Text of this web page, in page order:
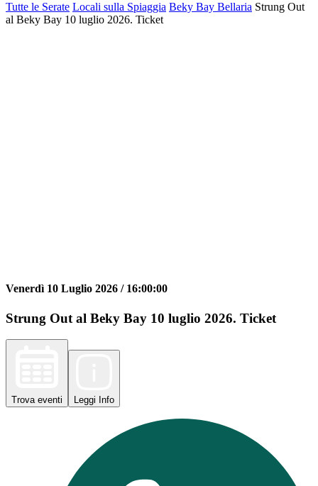
Tutte le Serate Locali sulla Spiaggia Beky Bay Bellaria Strung Out
al Beky Bay 10 luglio 2026. Ticket
Venerdì 10 Luglio 2026 / 16:00:00
Strung Out al Beky Bay 10 luglio 2026. Ticket
Trova eventi Leggi Info